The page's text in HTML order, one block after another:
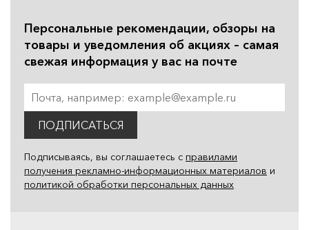
Персональные рекомендации, обзоры на
товары и уведомления об акциях – самая
свежая информация у вас на почте
ПОДПИСАТЬСЯ
Подписываясь, вы соглашаетесь с правилами
получения рекламно-информационных материалов и
политикой обработки персональных данных